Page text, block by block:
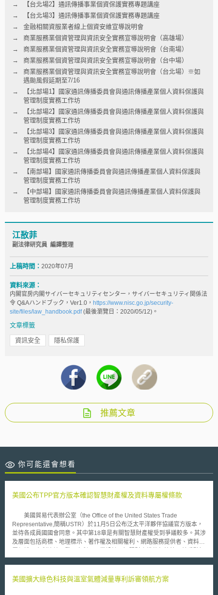
【台北場2】通訊傳播事業個資保護實務專題講座
【台北場3】通訊傳播事業個資保護實務專題講座
金融相關資服業者線上個資安維宣導說明會
商業服務業個資管理與資訊安全實務宣導說明會（高雄場）
商業服務業個資管理與資訊安全實務宣導說明會（台南場）
商業服務業個資管理與資訊安全實務宣導說明會（台中場）
商業服務業個資管理與資訊安全實務宣導說明會（台北場）※如
遇颱風假延期至7/16
【北部場1】國家通訊傳播委員會與通訊傳播產業個人資料保護與
管理制度實務工作坊
【北部場2】國家通訊傳播委員會與通訊傳播產業個人資料保護與
管理制度實務工作坊
【北部場3】國家通訊傳播委員會與通訊傳播產業個人資料保護與
管理制度實務工作坊
【北部場4】國家通訊傳播委員會與通訊傳播產業個人資料保護與
管理制度實務工作坊
【南部場】國家通訊傳播委員會與通訊傳播產業個人資料保護與
管理制度實務工作坊
【中部場】國家通訊傳播委員會與通訊傳播產業個人資料保護與
管理制度實務工作坊
江敔菲
副法律研究員 編譯整理
上稿時間： 2020年07月
資料來源：
内閣官房内閣サイバーセキュリティセンター，サイバーセキュリティ関係法
令 Q&Aハンドブック，Ver1.0， https://www.nisc.go.jp/security-
site/files/law_handbook.pdf(最後瀏覽日：2020/05/12)。
文章標籤
資訊安全 隱私保護
推薦文章
你可能還會想看
美國公布TPP官方版本確認智慧財產權及資料專屬權條款
美國貿易代表辦公室（the Office of the United States Trade
Representative,簡稱USTR）於11月5日公布泛太平洋夥伴協議官方版本，
並待各成員國國會同意。其中第18章是有關智慧財產權受到爭議較多。其涉
及層面包括商標、地理標示、著作權及相關權利、網路服務提供者、資料專
下： （1）商標：TPP規定不得以視覺可感知的標識作為申請商標註冊的要
（3）著作權及相關權利：其中最重要者為將著作、表演或錄音物的著作權
美國擴大綠色科技與溫室氣體減量專利訴審領航方案